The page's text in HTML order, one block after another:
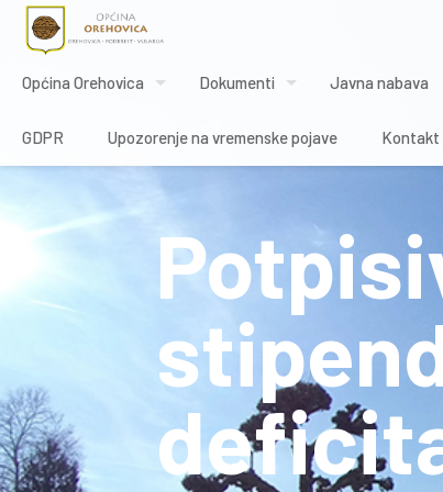
Općina Orehovica Dokumenti Javna nabava
GDPR Upozorenje na vremenske pojave Kontakt